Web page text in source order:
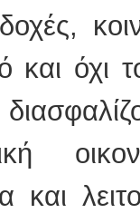
και όχι
και